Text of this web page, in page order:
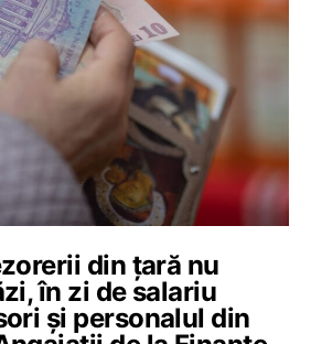
din țară nu
în zi de salariu
și personalul din